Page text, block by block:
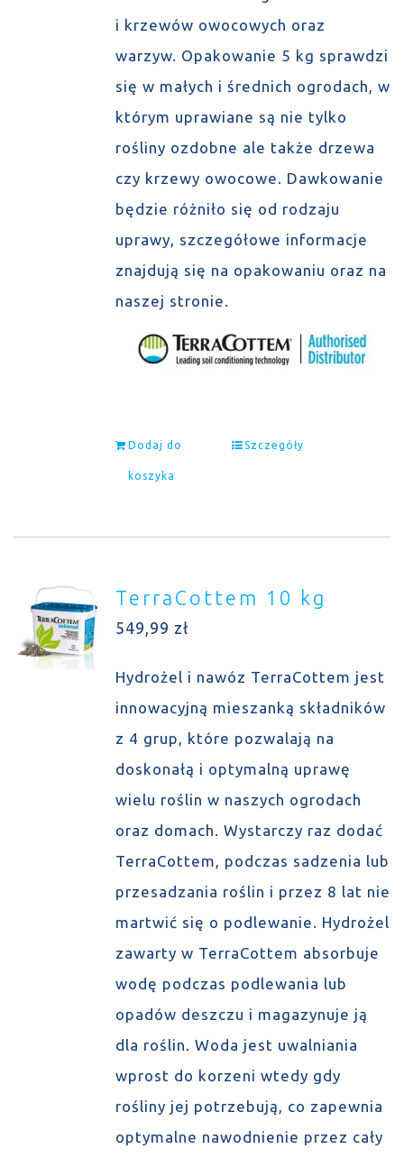
i krzewów owocowych oraz
warzyw. Opakowanie 5 kg sprawdzi
się w małych i średnich ogrodach, w
którym uprawiane są nie tylko
rośliny ozdobne ale także drzewa
czy krzewy owocowe. Dawkowanie
będzie różniło się od rodzaju
uprawy, szczegółowe informacje
znajdują się na opakowaniu oraz na
naszej stronie.
Dodaj do
koszyka
Szczegóły
TerraCottem 10 kg
549,99 zł
Hydrożel i nawóz TerraCottem jest
innowacyjną mieszanką składników
z 4 grup, które pozwalają na
doskonałą i optymalną uprawę
wielu roślin w naszych ogrodach
oraz domach. Wystarczy raz dodać
TerraCottem, podczas sadzenia lub
przesadzania roślin i przez 8 lat nie
martwić się o podlewanie. Hydrożel
zawarty w TerraCottem absorbuje
wodę podczas podlewania lub
opadów deszczu i magazynuje ją
dla roślin. Woda jest uwalniania
wprost do korzeni wtedy gdy
rośliny jej potrzebują, co zapewnia
optymalne nawodnienie przez cały